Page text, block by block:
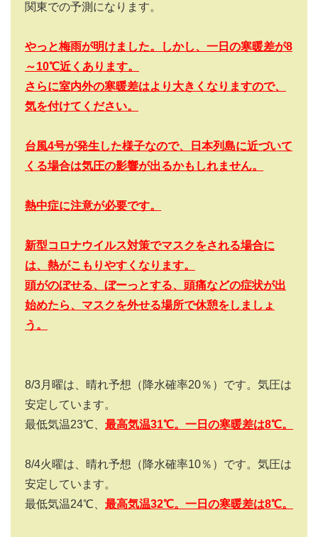
関東での予測になります。
やっと梅雨が明けました。しかし、一日の寒暖差が8
～10℃近くあります。
さらに室内外の寒暖差はより大きくなりますので、
気を付けてください。
台風4号が発生した様子なので、日本列島に近づいて
くる場合は気圧の影響が出るかもしれません。
熱中症に注意が必要です。
新型コロナウイルス対策でマスクをされる場合に
は、熱がこもりやすくなります。
頭がのぼせる、ぼーっとする、頭痛などの症状が出
始めたら、マスクを外せる場所で休憩をしましょ
う。
8/3月曜は、晴れ予想（降水確率20％）です。気圧は
安定しています。
最低気温23℃、 最高気温31℃。一日の寒暖差は8℃。
8/4火曜は、晴れ予想（降水確率10％）です。気圧は
安定しています。
最低気温24℃、 最高気温32℃。一日の寒暖差は8℃。